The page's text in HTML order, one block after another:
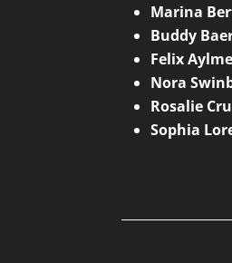
Marina
Buddy
Felix
Nora
Rosalie
Sophia